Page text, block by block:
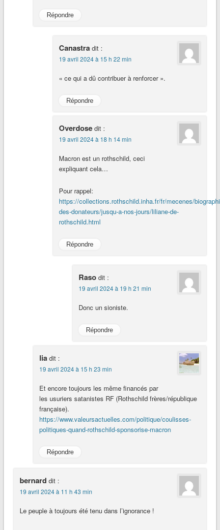
Répondre
Canastra dit :
19 avril 2024 à 15 h 22 min
« ce qui a dû contribuer à renforcer ».
Répondre
Overdose dit :
19 avril 2024 à 18 h 14 min
Macron est un rothschild, ceci
expliquant cela…
Pour rappel:
https://collections.rothschild.inha.fr/fr/mecenes/
des-donateurs/jusqu-a-nos-jours/liliane-de-
rothschild.html
Répondre
Raso dit :
19 avril 2024 à 19 h 21 min
Donc un sioniste.
Répondre
lia dit :
19 avril 2024 à 15 h 23 min
Et encore toujours les même financés par
les usuriers satanistes RF (Rothschild frères/république
française).
https://www.valeursactuelles.com/politique/coulisses-
politiques-quand-rothschild-sponsorise-macron
Répondre
bernard dit :
19 avril 2024 à 11 h 43 min
Le peuple à toujours été tenu dans l’ignorance !